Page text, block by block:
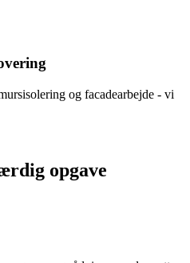
og facadearbejde - vi
opgave